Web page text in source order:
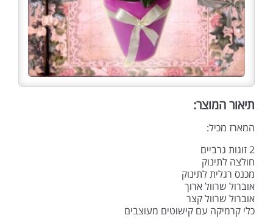
תיאור המוצר:
המארז מכיל:
2 זוגות גרביים
חולצה לתינוק
מכנס רגלית לתינוק
אוברול שרוול ארוך
אוברול שרוול קצר
כלי קרמיקה עם קישוטים מעוצבים